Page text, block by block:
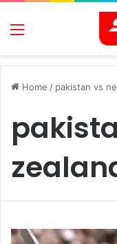
Menu
Home / pakistan vs